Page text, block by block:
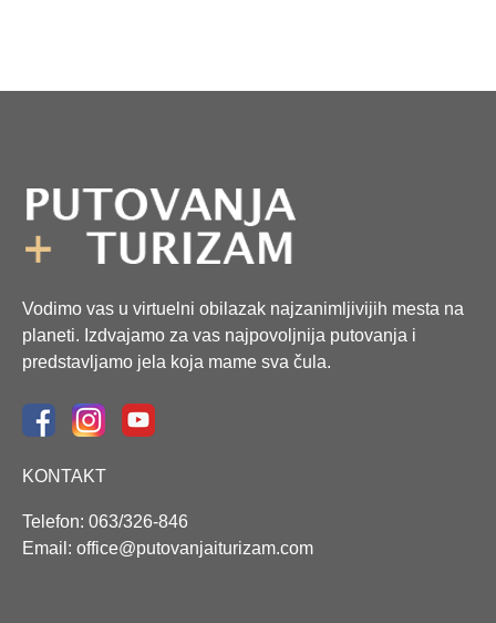
Vodimo vas u virtuelni obilazak najzanimljivijih mesta na
planeti. Izdvajamo za vas najpovoljnija putovanja i
predstavljamo jela koja mame sva čula.
KONTAKT
Telefon: 063/326-846
Email: office@putovanjaiturizam.com